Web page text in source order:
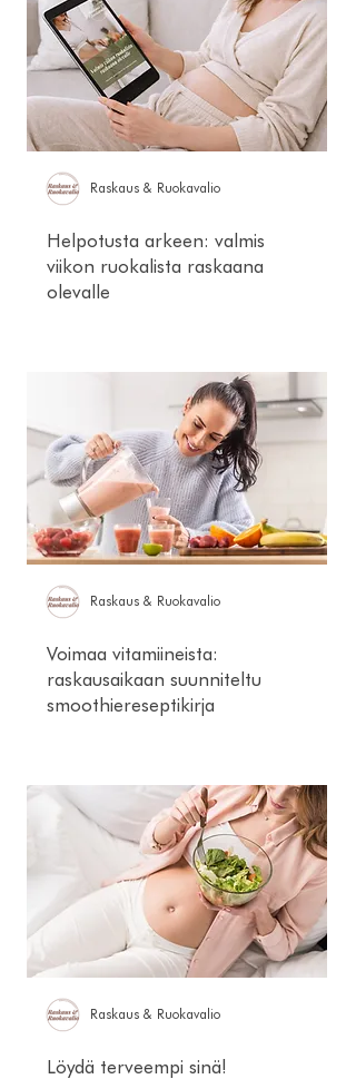
Raskaus & Ruokavalio
Helpotusta arkeen: valmis
viikon ruokalista raskaana
olevalle
Raskaus & Ruokavalio
Voimaa vitamiineista:
raskausaikaan suunniteltu
smoothiereseptikirja
Raskaus & Ruokavalio
Löydä terveempi sinä!